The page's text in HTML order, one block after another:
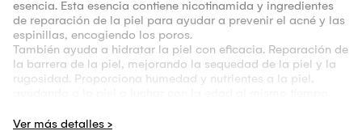
esencia. Esta esencia contiene nicotinamida y ingredientes
de reparación de la piel para ayudar a prevenir el acné y las
espinillas, encogiendo los poros.
También ayuda a hidratar la piel con eficacia. Reparación de
la barrera de la piel, mejorando la sequedad de la piel y la
rugosidad. Proporciona humedad y nutrientes a la piel,
adecuado para tu tipo de piel. Aplica unas gotas del serum